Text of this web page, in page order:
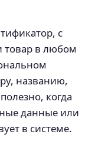
с
в любом
названию,
когда
данные или
в системе.